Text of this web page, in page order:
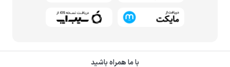
با ما همراه باشید